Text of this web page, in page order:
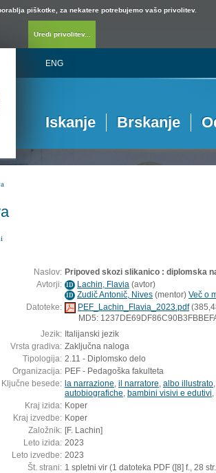
piškotke, za nekatere potrebujemo vašo privolitev.
Uredi privolitev...
ENG
Iskanje Brskanje
Naslov: Pripoved skozi slikanico : diplomska
Avtorji: ID Lachin, Flavia (avtor)
ID Zudič Antonič, Nives (mentor) Več o
Datoteke:
PEF_Lachin_Flavia_2023.pdf
MD5:
Jezik: Italijanski jezik
Vrsta gradiva: Zaključna naloga
Tipologija: 2.11 - Diplomsko delo
Organizacija: PEF - Pedagoška fakulteta
Ključne besede: la narrazione il narratore albo illustrato
autobiografiche bambini visivi e edutivi
Kraj izida: Koper
Kraj izvedbe: Koper
Založnik: [F. Lachin]
Leto izida: 2023
Leto izvedbe: 2023
Št. strani: 1 spletni vir (1 datoteka PDF ([8] f., 28